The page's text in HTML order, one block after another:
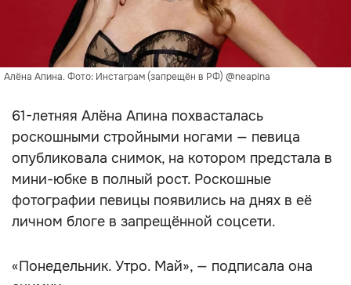
Алёна Апина. Фото: Инстаграм (запрещён в РФ) @neapina
61-летняя Алёна Апина похвасталась
роскошными стройными ногами — певица
опубликовала снимок, на котором предстала в
мини-юбке в полный рост. Роскошные
фотографии певицы появились на днях в её
личном блоге в запрещённой соцсети.
«Понедельник. Утро. Май», — подписала она